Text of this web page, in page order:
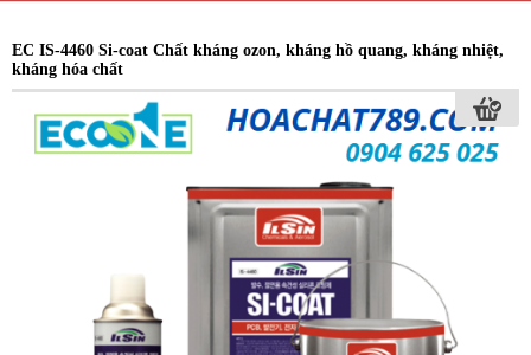
EC IS-4460 Si-coat Chất kháng ozon, kháng hồ quang, kháng nhiệt,
kháng hóa chất